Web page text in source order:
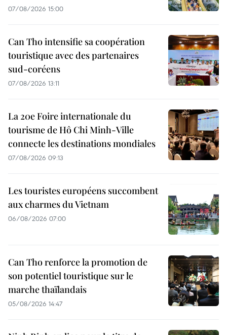
07/08/2026 15:00
Can Tho intensifie sa coopération
touristique avec des partenaires
sud-coréens
07/08/2026 13:11
La 20e Foire internationale du
tourisme de Hô Chi Minh-Ville
connecte les destinations mondiales
07/08/2026 09:13
Les touristes européens succombent
aux charmes du Vietnam
06/08/2026 07:00
Can Tho renforce la promotion de
son potentiel touristique sur le
marche thaïlandais
05/08/2026 14:47